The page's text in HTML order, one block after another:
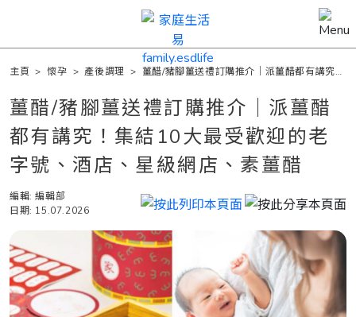
主頁 >懷孕 > 產後調理 > 薑醋/豬腳薑送禮訂購推介｜派薑醋都有講究！
薑醋/豬腳薑送禮訂購推介｜派薑醋
都有講究！集結10大最受歡迎的老
字號、酒店、星級網店、素薑醋
編輯: 編輯部
日期: 15.07.2026